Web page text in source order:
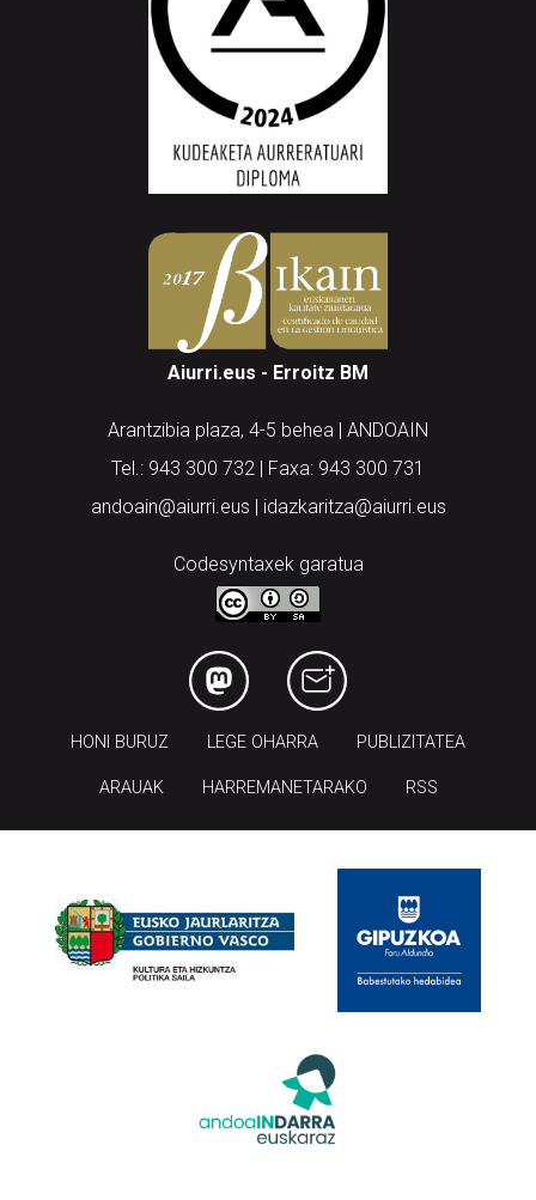
Aiurri.eus - Erroitz BM
Arantzibia plaza, 4-5 behea | ANDOAIN
Tel.: 943 300 732 | Faxa: 943 300 731
andoain@aiurri.eus | idazkaritza@aiurri.eus
Codesyntaxek garatua
HONI BURUZ LEGE OHARRA PUBLIZITATEA
ARAUAK HARREMANETARAKO RSS